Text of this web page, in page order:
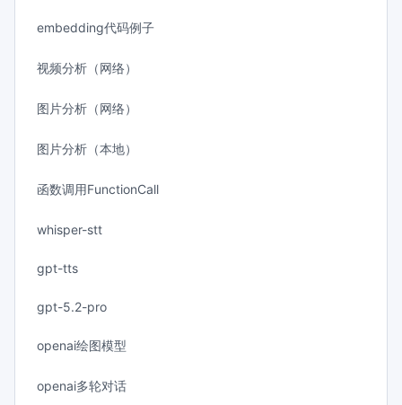
embedding代码例子
视频分析（网络）
图片分析（网络）
图片分析（本地）
函数调用FunctionCall
whisper-stt
gpt-tts
gpt-5.2-pro
openai绘图模型
openai多轮对话